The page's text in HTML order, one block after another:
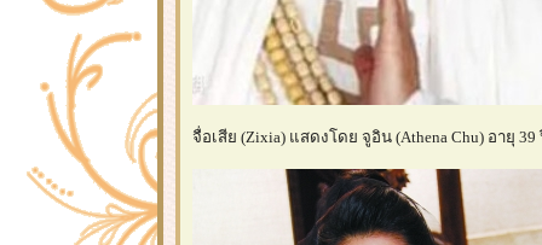
จื่อเสีย (Zixia) แสดงโดย จูอิน (Athena Chu) อายุ 39